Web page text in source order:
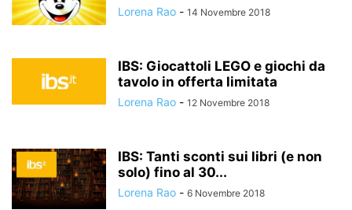
Lorena Rao - 14 Novembre 2018
IBS: Giocattoli LEGO e giochi da
tavolo in offerta limitata
Lorena Rao - 12 Novembre 2018
IBS: Tanti sconti sui libri (e non
solo) fino al 30...
Lorena Rao - 6 Novembre 2018